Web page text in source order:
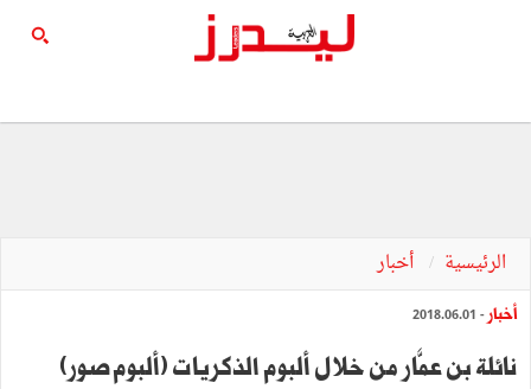
الرئيسية أخبار
أخبار - 2018.06.01
نائلة بن عمَّار من خلال ألبوم الذكريات (ألبوم صور)